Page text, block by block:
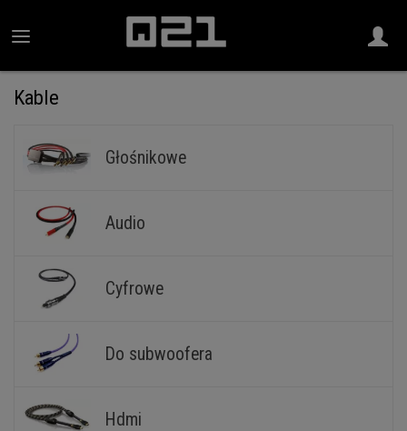
Kable
Głośnikowe
Audio
Cyfrowe
Do subwoofera
Hdmi